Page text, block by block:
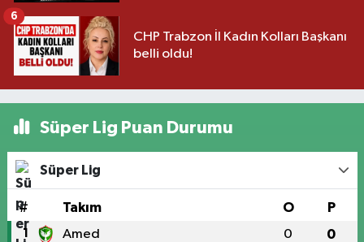
CHP Trabzon İl Kadın Kolları Başkanı
belli oldu!
6
Süper Lig Puan Durumu
Süper Lig
# Takım O P
1 Amed 0 0